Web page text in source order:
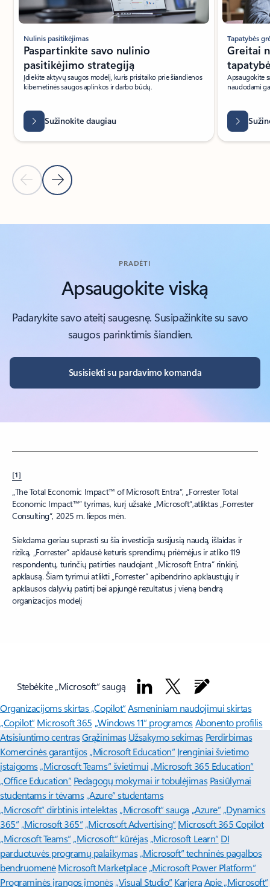
Ankstesnė skaidrė
Kita skaidrė
Nulinis pasitikėjimas
Paspartinkite savo nulinio
pasitikėjimo strategiją
Įdiekite aktyvų saugos modelį, kuris prisitaiko prie šiandienos
kibernetinės saugos aplinkos ir darbo būdų.
Sužinokite daugiau
Tapatybės
Greitai
Apsaugokite
naudodami
Grįžti į skyrių DAUGIAU SPRENDIMŲ
PRADĖTI
Apsaugokite viską
Padarykite savo ateitį saugesnę. Susipažinkite su savo
saugos parinktimis šiandien.
Susisiekti su pardavimo komanda
[1]
„The Total Economic Impact™ of Microsoft Entra“, „Forrester Total
Economic Impact™“ tyrimas, kurį užsakė „Microsoft“,atliktas „Forrester
Consulting“, 2025 m. liepos mėn.
Siekdama geriau suprasti su šia investicija susijusią naudą, išlaidas ir
riziką, „Forrester“ apklausė keturis sprendimų priėmėjus ir atliko 119
respondentų, turinčių patirties naudojant „Microsoft Entra“ rinkinį,
apklausą. Šiam tyrimui atlikti „Forrester“ apibendrino apklaustųjų ir
apklausos dalyvių patirtį bei apjungė rezultatus į vieną bendrą
organizacijos modelį
Stebėkite „Microsoft“ saugą
Organizacijoms skirtas „Copilot“Asmeniniam naudojimui skirtas
„Copilot“ Microsoft 365 „Windows 11“ programosAbonento profilis
Atsisiuntimo centrasGrąžinimas Užsakymo sekimas Perdirbimas
Komercinės garantijos„Microsoft Education“ Įrenginiai švietimo
įstaigoms „Microsoft Teams“ švietimui „Microsoft 365 Education“
„Office Education“ Pedagogų mokymai ir tobulėjimas Pasiūlymai
studentams ir tėvams „Azure“ studentams
„Microsoft“ dirbtinis intelektas „Microsoft“ sauga „Azure” „Dynamics
365“ „Microsoft 365“ „Microsoft Advertising“ Microsoft 365 Copilot
„Microsoft Teams“ „Microsoft“ kūrėjas „Microsoft Learn“ DI
parduotuvės programų palaikymas „Microsoft“ techninės pagalbos
bendruomenė Microsoft Marketplace „Microsoft Power Platform“
Programinės įrangos įmonės „Visual Studio“ KarjeraApie „Microsoft“